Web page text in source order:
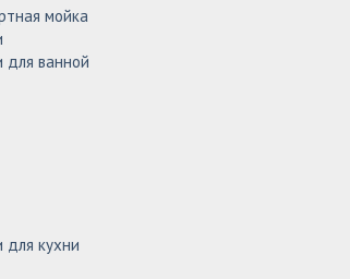
мойка
для ванной
для кухни